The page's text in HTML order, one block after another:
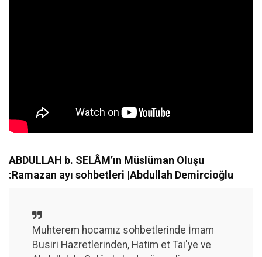
ABDULLAH b. SELÂM’ın Müslüman Oluşu
:Ramazan ayı sohbetleri |Abdullah Demircioğlu
Muhterem hocamız sohbetlerinde İmam
Busiri Hazretlerinden, Hatim et Tai'ye ve